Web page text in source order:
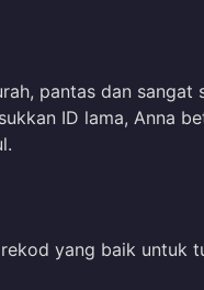
pantas dan sangat
ID lama, Anna
yang baik untuk